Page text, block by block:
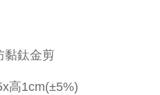
黏鈦金剪
高1cm(±5%)